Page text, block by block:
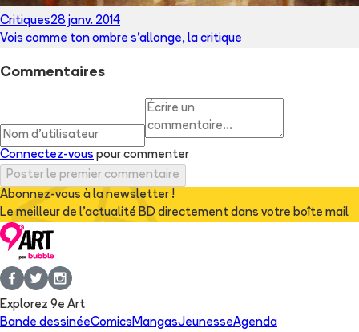
Critiques28 janv. 2014
Vois comme ton ombre s'allonge, la critique
Commentaires
Connectez-vous pour commenter
Poster le premier commentaire
Abonnez-vous à la newsletter !
Le meilleur de l'actualité BD directement dans votre boîte mail
Explorez 9e Art
Bande dessinéeComics MangasJeunesseAgenda